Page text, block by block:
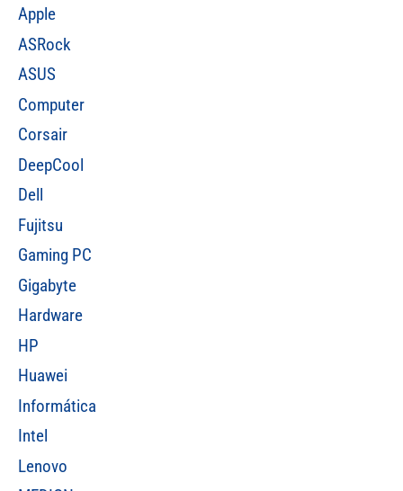
Apple
ASRock
ASUS
Computer
Corsair
DeepCool
Dell
Fujitsu
Gaming PC
Gigabyte
Hardware
HP
Huawei
Informática
Intel
Lenovo